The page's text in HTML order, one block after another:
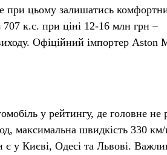
при цьому залишатись
к.с. при ціні 12-16 млн грн –
Офіційний імпортер Aston
у рейтингу, де головне не
максимальна швидкість 330
у Києві, Одесі та Львові.